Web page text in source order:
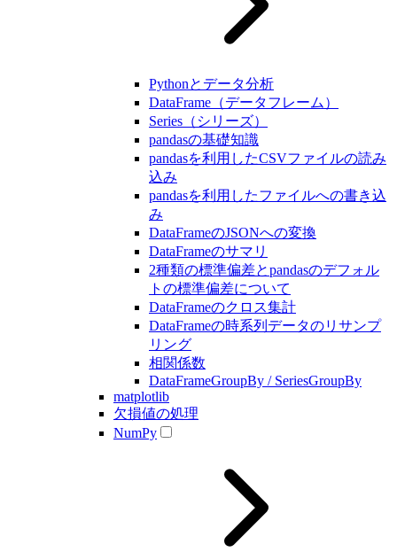
Pythonとデータ分析
DataFrame（データフレーム）
Series（シリーズ）
pandasの基礎知識
pandasを利用したCSVファイルの読み
込み
pandasを利用したファイルへの書き込
み
DataFrameのJSONへの変換
DataFrameのサマリ
2種類の標準偏差とpandasのデフォル
トの標準偏差について
DataFrameのクロス集計
DataFrameの時系列データのリサンプ
リング
相関係数
DataFrameGroupBy / SeriesGroupBy
matplotlib
欠損値の処理
NumPy